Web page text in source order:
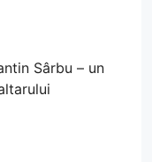
Sârbu – un